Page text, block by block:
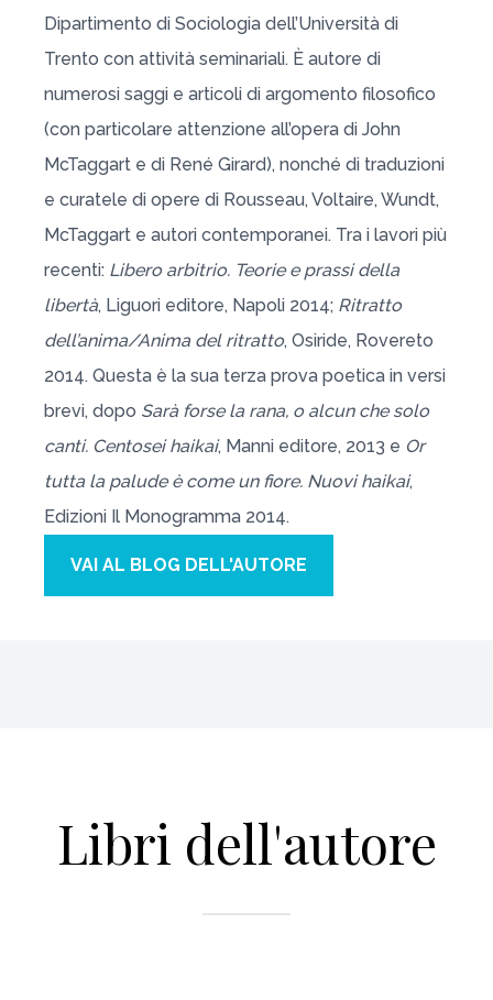
Dipartimento di Sociologia dell’Università di
Trento con attività seminariali. È autore di
numerosi saggi e articoli di argomento filosofico
(con particolare attenzione all’opera di John
McTaggart e di René Girard), nonché di traduzioni
e curatele di opere di Rousseau, Voltaire, Wundt,
McTaggart e autori contemporanei. Tra i lavori più
recenti: Libero arbitrio. Teorie e prassi della
libertà, Liguori editore, Napoli 2014; Ritratto
dell’anima/Anima del ritratto, Osiride, Rovereto
2014. Questa è la sua terza prova poetica in versi
brevi, dopo Sarà forse la rana, o alcun che solo
canti. Centosei haikai, Manni editore, 2013 e Or
tutta la palude è come un fiore. Nuovi haikai,
Edizioni Il Monogramma 2014.
VAI AL BLOG DELL'AUTORE
Libri dell'autore